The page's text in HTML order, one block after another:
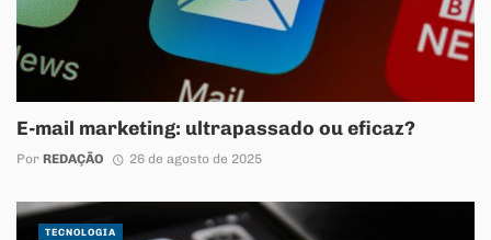
E-mail marketing: ultrapassado ou eficaz?
Por REDAÇÃO 26 de agosto de 2025
TECNOLOGIA